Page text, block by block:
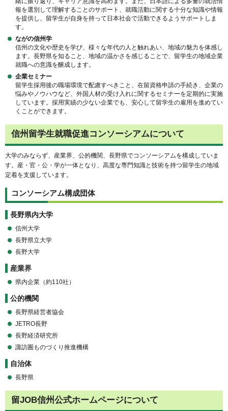
報を選別して理解することのサポート、就職活動に関する十分な知識や情報
を提供し、留学生が自身を持って日本社会で活動できるようサポートしま
す。
ながの信州学
信州の文化や歴史を学び、様々な年代の人と触れあい、地域の魅力を体感し
ます。長野県を知ること、地域の温かさを感じることで、留学生の地域企業
就職への意識を醸成します。
企業セミナー
留学生採用後の職場環境で配慮すべきこと、在留資格申請の手続き、企業の
悩みやノウハウなど、外国人材の受け入れに関するセミナーを定期的に実施
しています。採用実績の少ない企業でも、安心して留学生の雇用を進めてい
くことができます。
信州留学生就職促進コンソーシアムについて
大学のみならず、産業界、公的機関、長野県でコンソーシアムを構成していま
す。産・官・公・学が一体となり、高度な専門知識と技術を持つ留学生の地域
定着を支援しています。
コンソーシアム構成団体
長野県内大学
信州大学
長野県立大学
長野大学
産業界
県内企業（約110社）
公的機関
長野県経営者協会
JETRO長野
長野経済研究所
諏訪圏ものづくり推進機構
自治体
長野県
留JOB信州公式ホームページについて